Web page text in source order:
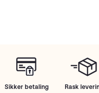
Sikker betaling Rask